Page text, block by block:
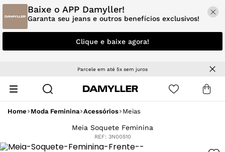
Baixe o APP Damyller!
Garanta seu jeans e outros benefícios exclusivos!
Clique e baixe agora!
Parcele em até 5x sem juros
Home Moda Feminina Acessórios Meias
Meia Soquete Feminina
REF: 3N00510